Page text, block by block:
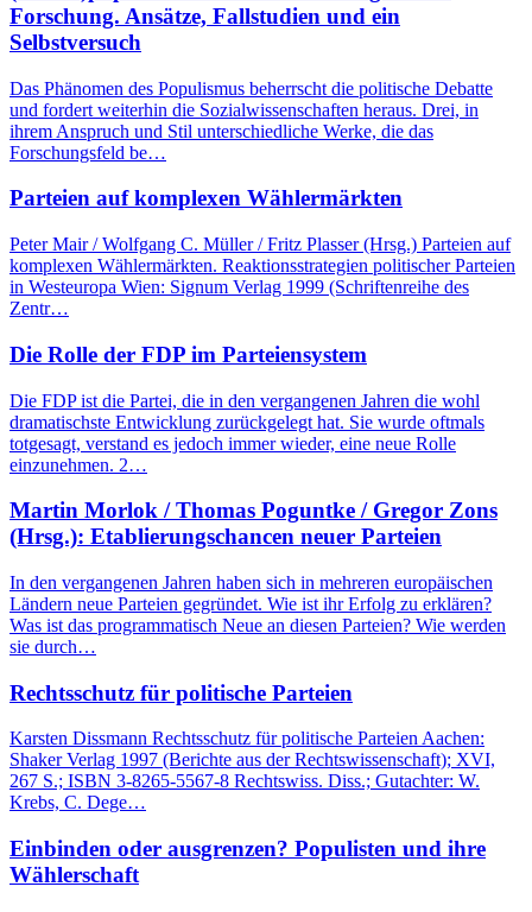
Forschung. Ansätze, Fallstudien und ein
Selbstversuch
Das Phänomen des Populismus beherrscht die politische Debatte
und fordert weiterhin die Sozialwissenschaften heraus. Drei, in
ihrem Anspruch und Stil unterschiedliche Werke, die das
Forschungsfeld be…
Parteien auf komplexen Wählermärkten
Peter Mair / Wolfgang C. Müller / Fritz Plasser (Hrsg.) Parteien auf
komplexen Wählermärkten. Reaktionsstrategien politischer Parteien
in Westeuropa Wien: Signum Verlag 1999 (Schriftenreihe des
Zentr…
Die Rolle der FDP im Parteiensystem
Die FDP ist die Partei, die in den vergangenen Jahren die wohl
dramatischste Entwicklung zurückgelegt hat. Sie wurde oftmals
totgesagt, verstand es jedoch immer wieder, eine neue Rolle
einzunehmen. 2…
Martin Morlok / Thomas Poguntke / Gregor Zons
(Hrsg.): Etablierungschancen neuer Parteien
In den vergangenen Jahren haben sich in mehreren europäischen
Ländern neue Parteien gegründet. Wie ist ihr Erfolg zu erklären?
Was ist das programmatisch Neue an diesen Parteien? Wie werden
sie durch…
Rechtsschutz für politische Parteien
Karsten Dissmann Rechtsschutz für politische Parteien Aachen:
Shaker Verlag 1997 (Berichte aus der Rechtswissenschaft); XVI,
267 S.; ISBN 3-8265-5567-8 Rechtswiss. Diss.; Gutachter: W.
Krebs, C. Dege…
Einbinden oder ausgrenzen? Populisten und ihre
Wählerschaft